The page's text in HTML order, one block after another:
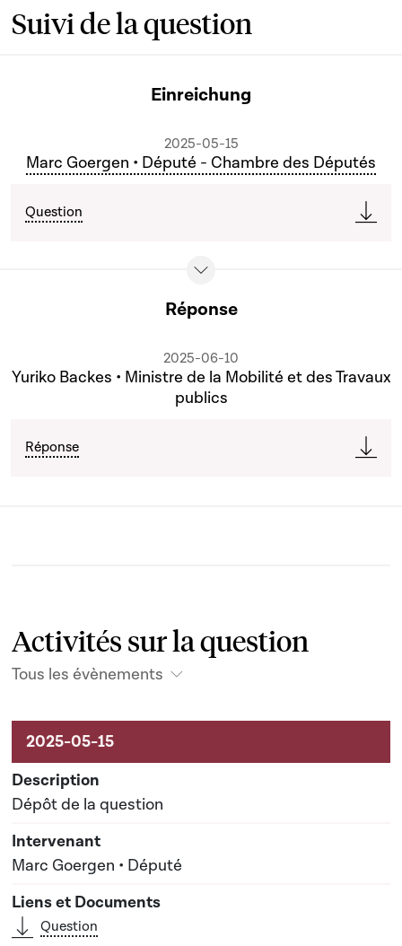
Suivi de la question
Einreichung
2025-05-15
Marc Goergen • Député - Chambre des Députés
Question
Réponse
2025-06-10
Yuriko Backes • Ministre de la Mobilité et des Travaux
publics
Réponse
Activités sur la question
Tous les évènements
Activités sur le dossier
Dépôt de la question
Marc Goergen • Député
Question